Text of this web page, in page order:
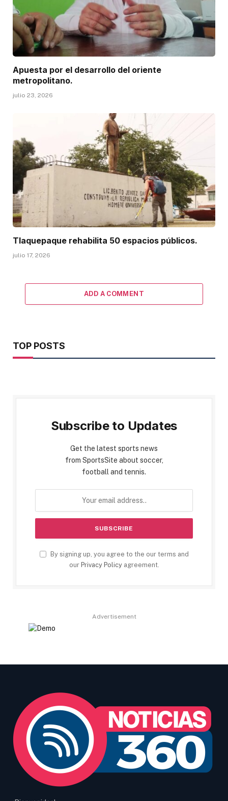
Apuesta por el desarrollo del oriente
metropolitano.
julio 23, 2026
Tlaquepaque rehabilita 50 espacios públicos.
julio 17, 2026
ADD A COMMENT
TOP POSTS
Subscribe to Updates
Get the latest sports news
from SportsSite about soccer,
football and tennis.
By signing up, you agree to the our terms and
our Privacy Policyagreement.
Advertisement